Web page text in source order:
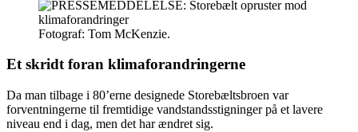
Fotograf: Tom McKenzie.
Et skridt foran klimaforandringerne
Da man tilbage i 80’erne designede Storebæltsbroen var
forventningerne til fremtidige vandstandsstigninger på et lavere
niveau end i dag, men det har ændret sig.